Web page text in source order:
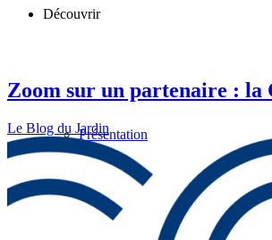
Découvrir
Présentation
Zoom sur un partenaire : la
Le Blog du Jardin